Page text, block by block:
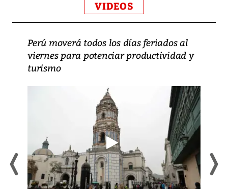
VIDEOS
Perú moverá todos los días feriados al
viernes para potenciar productividad y
turismo